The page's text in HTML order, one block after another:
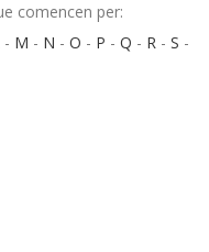
comencen per:
- M - N - O - P - Q - R - S -